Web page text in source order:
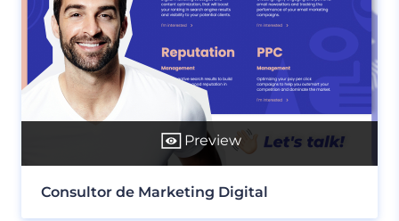
Preview
Consultor de Marketing Digital